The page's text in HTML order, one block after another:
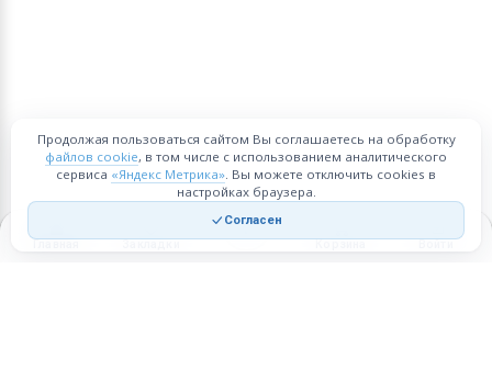
Главная Закладки Корзина Войти
Продолжая пользоваться сайтом Вы соглашаетесь на обработку
файлов cookie, в том числе с использованием аналитического
сервиса «Яндекс Метрика». Вы можете отключить cookies в
настройках браузера.
Согласен